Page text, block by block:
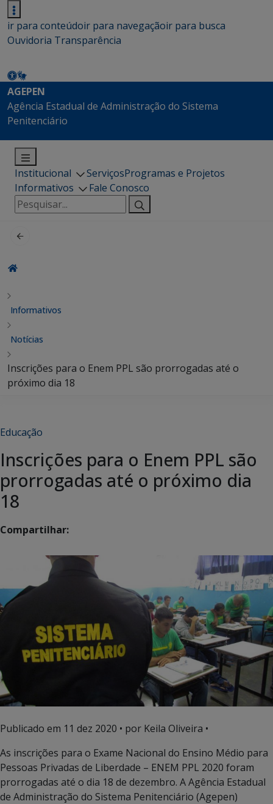
ir para conteúdoir para navegaçãoir para busca
Ouvidoria Transparência
AGEPEN
Agência Estadual de Administração do Sistema
Penitenciário
Institucional ServiçosProgramas e Projetos
Informativos
Fale Conosco
Pesquisar
por:
Informativos
Notícias
Inscrições para o Enem PPL são prorrogadas até o
próximo dia 18
Educação
Inscrições para o Enem PPL são
prorrogadas até o próximo dia
18
Compartilhar:
Publicado em 11 dez 2020 • por Keila Oliveira •
As inscrições para o Exame Nacional do Ensino Médio para
Pessoas Privadas de Liberdade – ENEM PPL 2020 foram
prorrogadas até o dia 18 de dezembro. A Agência Estadual
de Administração do Sistema Penitenciário (Agepen)